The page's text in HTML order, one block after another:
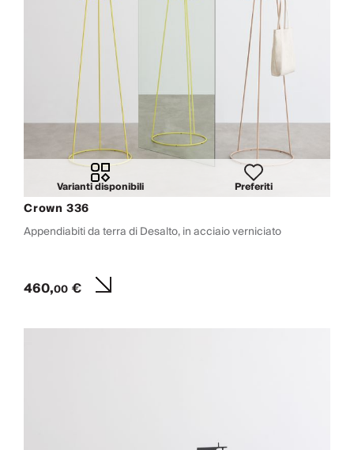
Varianti disponibili Preferiti
Crown 336
Appendiabiti da terra di Desalto, in acciaio verniciato
460,00€